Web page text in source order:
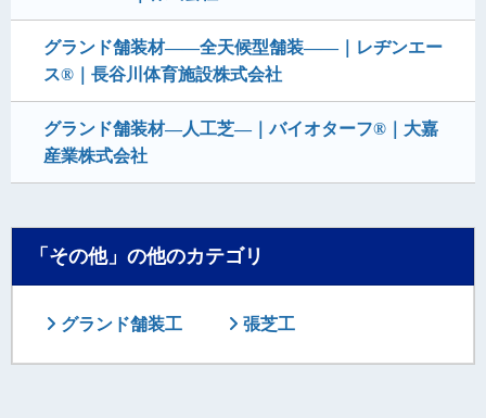
グランド舗装材――全天候型舗装――｜レヂンエー
ス®｜長谷川体育施設株式会社
グランド舗装材―人工芝―｜バイオターフ®｜大嘉
産業株式会社
「その他」の他のカテゴリ
グランド舗装工 張芝工